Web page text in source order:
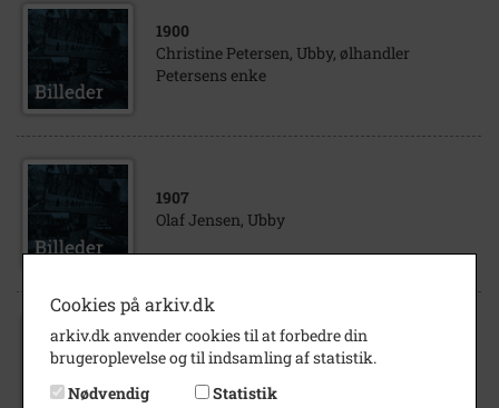
1900
Christine Petersen, Ubby, ølhandler
Petersens enke
1907
Olaf Jensen, Ubby
1896
Cookies på arkiv.dk
arkiv.dk anvender cookies til at forbedre din
brugeroplevelse og til indsamling af statistik.
Nødvendig
Statistik